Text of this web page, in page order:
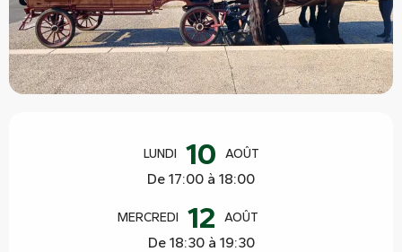
LUNDI 10 AOÛT
De 17:00 à 18:00
MERCREDI 12 AOÛT
De 18:30 à 19:30